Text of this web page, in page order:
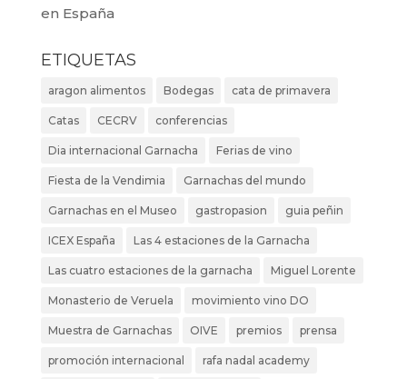
en España
ETIQUETAS
aragon alimentos Bodegas cata de primavera
Catas CECRV conferencias
Dia internacional Garnacha Ferias de vino
Fiesta de la Vendimia Garnachas del mundo
Garnachas en el Museo gastropasion guia peñin
ICEX España Las 4 estaciones de la Garnacha
Las cuatro estaciones de la garnacha Miguel Lorente
Monasterio de Veruela movimiento vino DO
Muestra de Garnachas OIVE premios prensa
promoción internacional rafa nadal academy